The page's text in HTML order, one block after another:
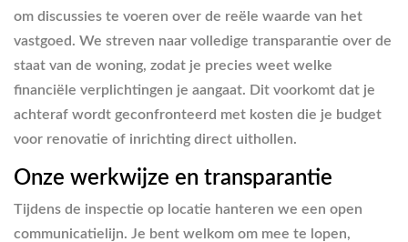
om discussies te voeren over de reële waarde van het
vastgoed. We streven naar volledige transparantie over de
staat van de woning, zodat je precies weet welke
financiële verplichtingen je aangaat. Dit voorkomt dat je
achteraf wordt geconfronteerd met kosten die je budget
voor renovatie of inrichting direct uithollen.
Onze werkwijze en transparantie
Tijdens de inspectie op locatie hanteren we een open
communicatielijn. Je bent welkom om mee te lopen,